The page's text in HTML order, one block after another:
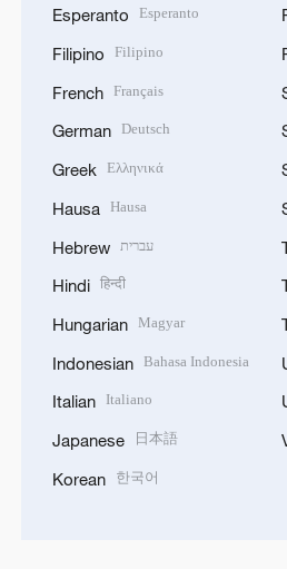
Esperanto Esperanto
Filipino Filipino
French Français
German Deutsch
Greek Ελληνικά
Hausa Hausa
Hebrew עברית
Hindi हिन्दी
Hungarian Magyar
Indonesian Bahasa Indonesia
Italian Italiano
Japanese 日本語
Korean 한국어